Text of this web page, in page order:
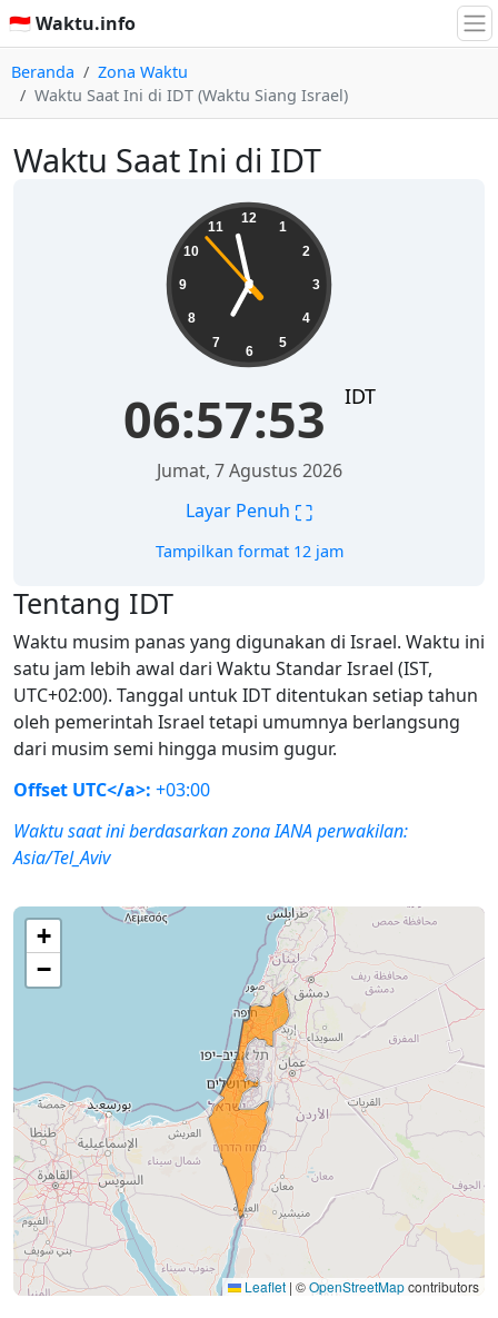
🇮🇩 Waktu.info
Beranda
Zona Waktu
Waktu Saat Ini di IDT (Waktu Siang Israel)
Waktu Saat Ini di IDT
12
1
2
3
4
5
6
7
8
9
10
11
06:57:53 IDT
Jumat, 7 Agustus 2026
Layar Penuh ⛶
Tampilkan format 12 jam
Tentang IDT
Waktu musim panas yang digunakan di Israel. Waktu ini
satu jam lebih awal dari Waktu Standar Israel (IST,
UTC+02:00). Tanggal untuk IDT ditentukan setiap tahun
oleh pemerintah Israel tetapi umumnya berlangsung
dari musim semi hingga musim gugur.
Offset UTC</a>: +03:00
Waktu saat ini berdasarkan zona IANA perwakilan:
Asia/Tel_Aviv
+
−
Leaflet | ©OpenStreetMapcontributors